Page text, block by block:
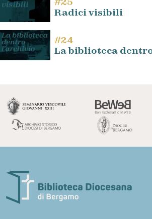
Radici visibili
#24
La biblioteca